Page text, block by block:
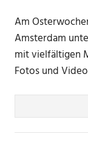
Am
Amsterdam
mit vielfältigen
Fotos und